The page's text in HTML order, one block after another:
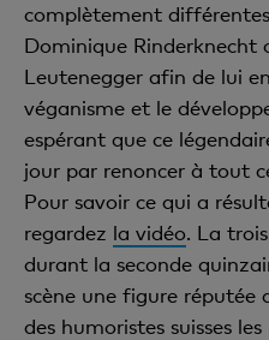
complètement
Dominique Rinderknecht
Leutenegger afin de lui
véganisme et le
espérant que ce
jour par renoncer à tout
Pour savoir ce qui a
regardez la vidéo. La
durant la seconde
scène une figure
des humoristes suisses